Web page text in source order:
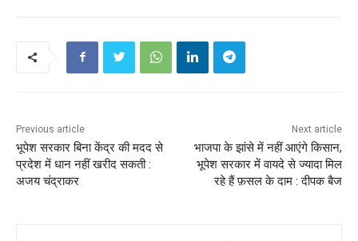
Previous article
भूपेश सरकार बिना केंद्र की मदद से
प्रदेश में धान नहीं खरीद सकती :
अजय चंद्राकर
Next article
भाजपा के झांसे में नहीं आएंगे किसान,
भूपेश सरकार में वायदे से ज्यादा मिल
रहे हैं फ़सल के दाम : दीपक बैज